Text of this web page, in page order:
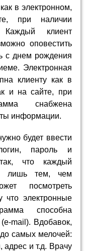
в электронном,
при наличии
Каждый клиент
оповестить
с днем рождения
Электронная
клиенту как в
и на сайте, при
снабжена
информации.
будет ввести
пароль и
что каждый
лишь тем, чем
посмотреть
что электронные
способна
mail). Вдобавок,
самых мелочей:
адрес и т.д. Врачу